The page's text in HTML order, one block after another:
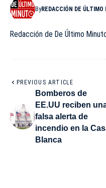
ByREDACCIÓN DE ÚLTIMO
Redacción de De Último
PREVIOUS ARTICLE
Bomberos de
EE.UU reciben
falsa alerta de
incendio en la
Blanca